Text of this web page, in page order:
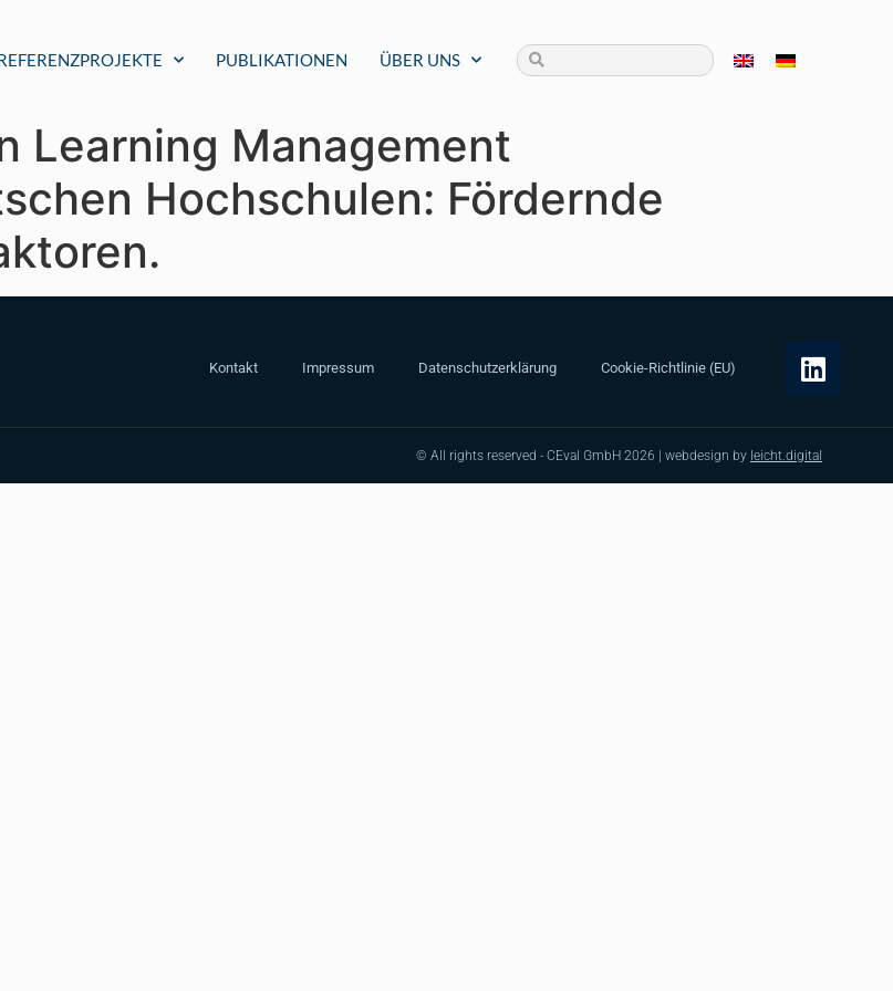
PUBLIKATIONEN ÜBER UNS
Learning Management
Hochschulen: Fördernde
Kontakt Impressum Datenschutzerklärung Cookie-Richtlinie (EU)
© All rights reserved - CEval GmbH 2026 | webdesign by leicht.digital